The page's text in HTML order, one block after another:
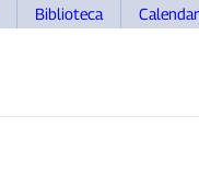
Biblioteca